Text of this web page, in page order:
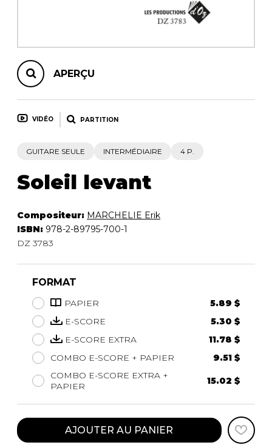
APERÇU
VIDÉO PARTITION
GUITARE SEULE INTERMÉDIAIRE 4 P.
Soleil levant
Compositeur: MARCHELIE Erik
ISBN: 978-2-89795-700-1
DZ 3783
FORMAT
PAPIER
5.89 $
E-SCORE
5.30 $
E-SCORE EXTRA
11.78 $
COMBO E-SCORE + PAPIER
9.51 $
COMBO E-SCORE EXTRA +
PAPIER
15.02 $
AJOUTER AU PANIER